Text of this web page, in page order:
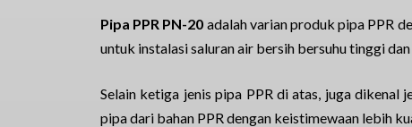
Pipa PPR PN-20 adalah varian produk pipa PPR
untuk instalasi saluran air bersih bersuhu tinggi
Selain ketiga jenis pipa PPR di atas, juga dikenal
pipa dari bahan PPR dengan keistimewaan lebih